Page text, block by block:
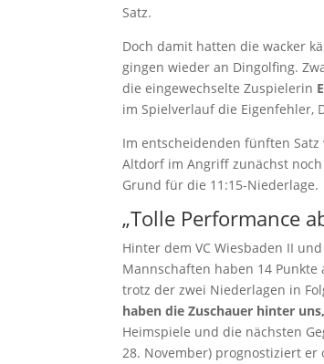
Satz.
Doch damit hatten die wacker
gingen wieder an Dingolfing.
die eingewechselte Zuspielerin
im Spielverlauf die Eigenfehler,
Im entscheidenden fünften
Altdorf im Angriff zunächst
Grund für die 11:15-Niederlage.
„Tolle Performance
Hinter dem VC Wiesbaden II
Mannschaften haben 14
trotz der zwei Niederlagen in
haben die Zuschauer hinter
Heimspiele und die nächsten
28. November) prognostiziert er